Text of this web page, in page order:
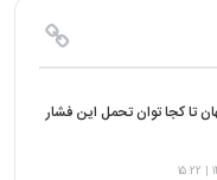
تا کجا توان تحمل این فشار